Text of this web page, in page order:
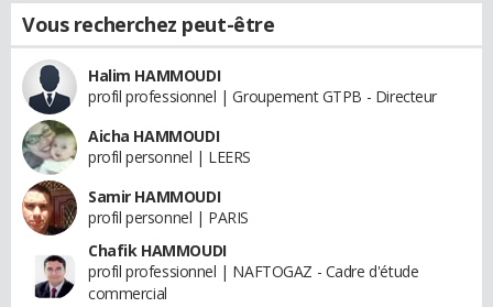
Vous recherchez peut-être
Halim HAMMOUDI
profil professionnel | Groupement GTPB - Directeur
Aicha HAMMOUDI
profil personnel | LEERS
Samir HAMMOUDI
profil personnel | PARIS
Chafik HAMMOUDI
profil professionnel | NAFTOGAZ - Cadre d'étude
commercial